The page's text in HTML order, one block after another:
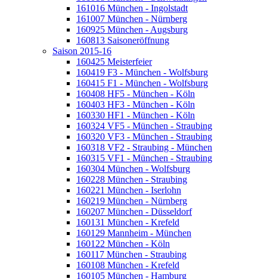
161016 München - Ingolstadt
161007 München - Nürnberg
160925 München - Augsburg
160813 Saisoneröffnung
Saison 2015-16
160425 Meisterfeier
160419 F3 - München - Wolfsburg
160415 F1 - München - Wolfsburg
160408 HF5 - München - Köln
160403 HF3 - München - Köln
160330 HF1 - München - Köln
160324 VF5 - München - Straubing
160320 VF3 - München - Straubing
160318 VF2 - Straubing - München
160315 VF1 - München - Straubing
160304 München - Wolfsburg
160228 München - Straubing
160221 München - Iserlohn
160219 München - Nürnberg
160207 München - Düsseldorf
160131 München - Krefeld
160129 Mannheim - München
160122 München - Köln
160117 München - Straubing
160108 München - Krefeld
160105 München - Hamburg